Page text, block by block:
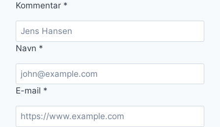
Kommentar *
Navn *
E-mail *